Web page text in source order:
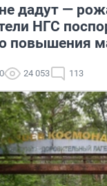
дадут —
НГС
повышения
24 053 113